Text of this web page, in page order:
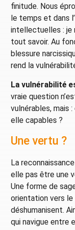
finitude. Nous
le temps et dans
intellectuelles : je
tout savoir. Au
blessure
rend la
La vulnérabilité
vraie question
vulnérables, mais
elle capables ?
Une vertu ?
La
elle pas être une
Une forme de
orientation vers
déshumanisent.
qui navigue entre